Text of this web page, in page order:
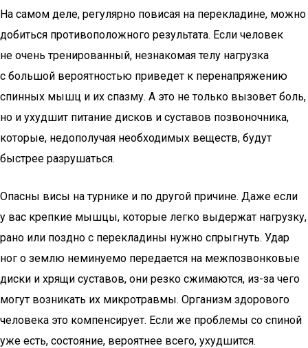
На самом деле, регулярно повисая на перекладине, можно
добиться противоположного результата. Если человек
не очень тренированный, незнакомая телу нагрузка
с большой вероятностью приведет к перенапряжению
спинных мышц и их спазму. А это не только вызовет боль,
но и ухудшит питание дисков и суставов позвоночника,
которые, недополучая необходимых веществ, будут
быстрее разрушаться.
Опасны висы на турнике и по другой причине. Даже если
у вас крепкие мышцы, которые легко выдержат нагрузку,
рано или поздно с перекладины нужно спрыгнуть. Удар
ног о землю неминуемо передается на межпозвонковые
диски и хрящи суставов, они резко сжимаются, из-за чего
могут возникать их микротравмы. Организм здорового
человека это компенсирует. Если же проблемы со спиной
уже есть, состояние, вероятнее всего, ухудшится.